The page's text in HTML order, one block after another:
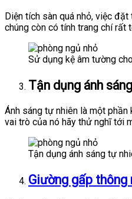
Diện tích sàn quá nhỏ, việc
chúng còn có tính trang chí rất
Sử dụng kệ âm tường
Tận dụng ánh
Ánh sáng tự nhiên là một
vai trò của nó hãy thử nghĩ tới
Tận dụng ánh sáng tự
Giường gấp thông